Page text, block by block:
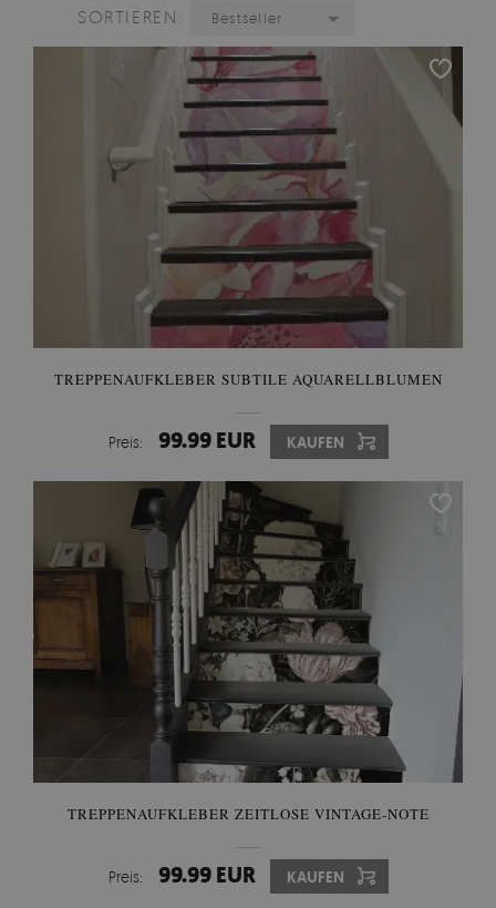
SORTIEREN:
Bestseller
TREPPENAUFKLEBER SUBTILE AQUARELLBLUMEN
Preis: 99.99 EUR KAUFEN
TREPPENAUFKLEBER ZEITLOSE VINTAGE-NOTE
Preis: 99.99 EUR KAUFEN